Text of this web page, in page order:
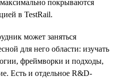
покрываются
в TestRail.
может заняться
для него области: изучать
фреймворки и подходы,
Есть и отдельное R&D-